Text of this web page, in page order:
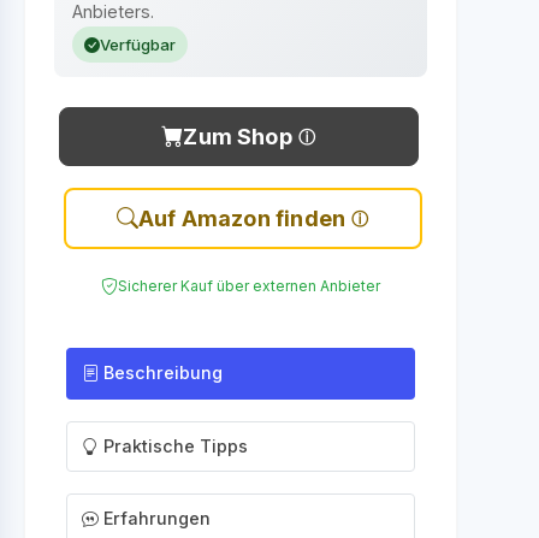
Anbieters.
Verfügbar
Zum Shop
Auf Amazon finden
Sicherer Kauf über externen Anbieter
Beschreibung
Praktische Tipps
Erfahrungen